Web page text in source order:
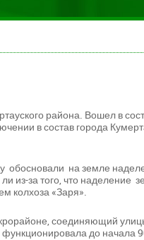
района. Вошел в
в состав города
обосновали на земле
из-за того, что наделение
колхоза «Заря».
соединяющий
до начала